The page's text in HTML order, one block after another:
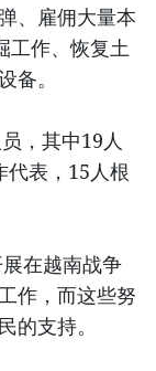
、雇佣大量本
工作、恢复土
备。
，其中19人
代表，15人根
在越南战争
作，而这些努
的支持。